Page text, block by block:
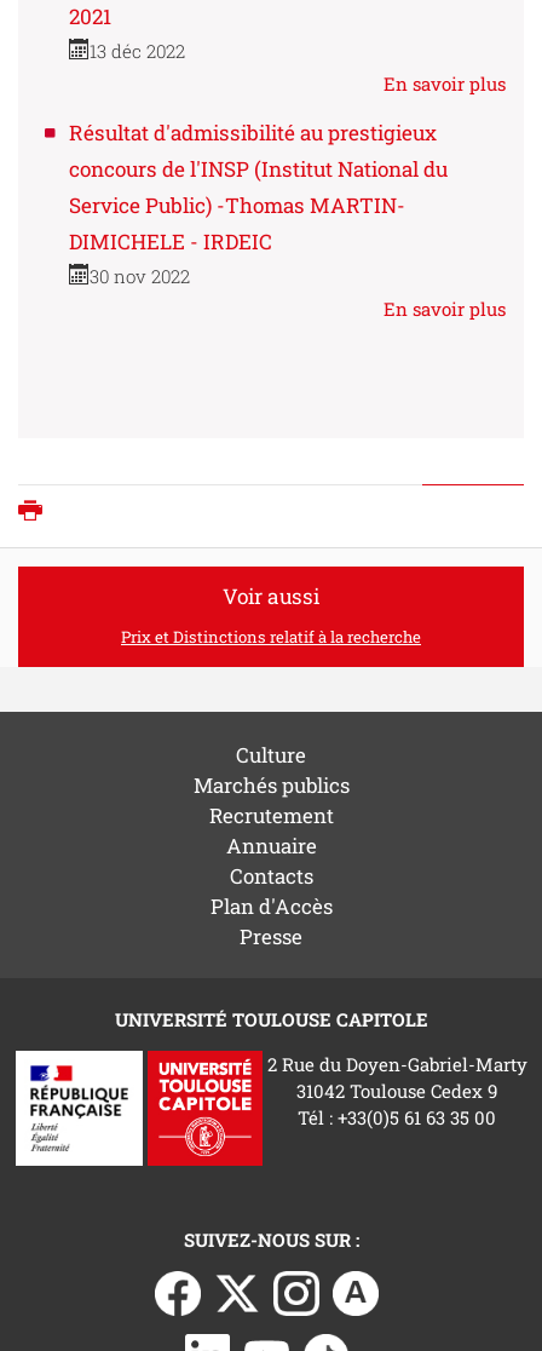
2021
13 déc 2022
En savoir plus
Résultat d'admissibilité au prestigieux
concours de l'INSP (Institut National du
Service Public) -Thomas MARTIN-
DIMICHELE - IRDEIC
30 nov 2022
En savoir plus
Voir aussi
Prix et Distinctions relatif à la recherche
Culture
Marchés publics
Recrutement
Annuaire
Contacts
Plan d'Accès
Presse
UNIVERSITÉ TOULOUSE CAPITOLE
2 Rue du Doyen-Gabriel-Marty
31042 Toulouse Cedex 9
Tél : +33(0)5 61 63 35 00
SUIVEZ-NOUS SUR :